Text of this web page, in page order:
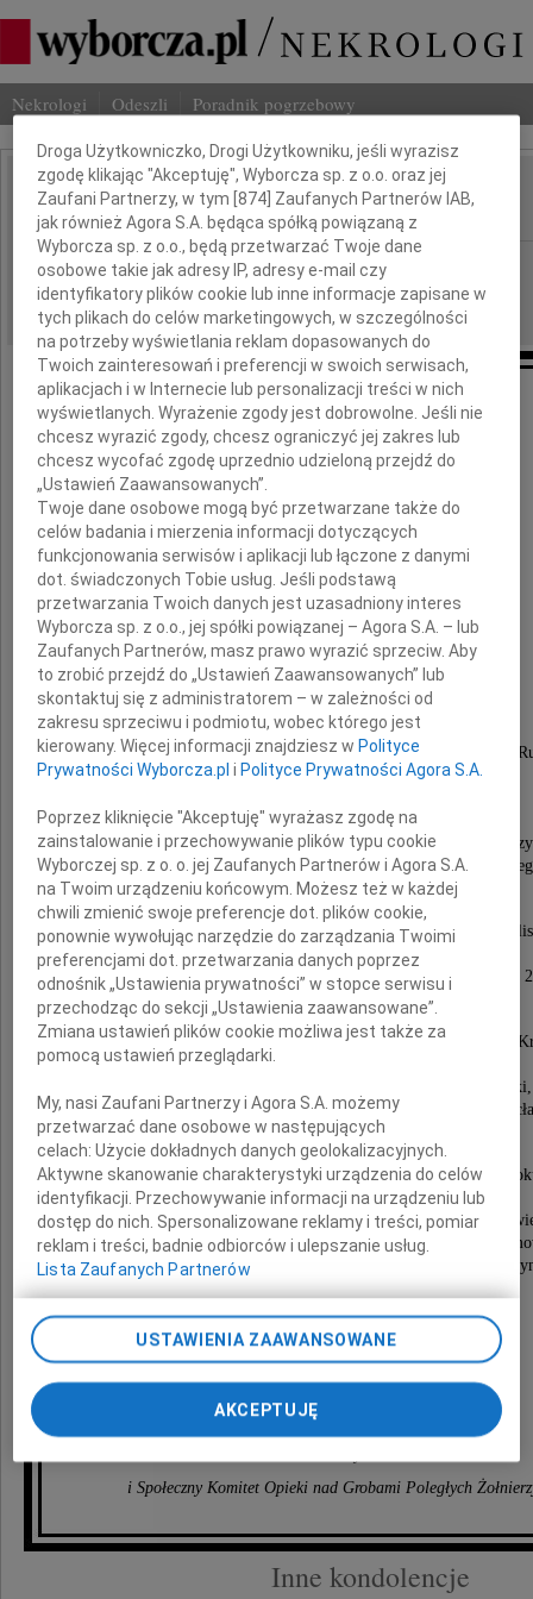
Nekrologi Odeszli Poradnik pogrzebowy
IMIĘ I NAZWISKO: Jacek Karpiński
REGION: Warszawa
DATA EMISJI: 25.02.2010
Z wielkim żalem zawiadamiamy,
że dnia 21 lutego 2010 roku we Wrocławiu
zmarł w wieku 82 lat nasz Kolega
ppor. WP
Jacek Karpiński
pseudonim "Jacek"
żołnierz Plutonu "Alek", potem "Sad", Kompanii
Batalionu "Zośka" od chwili jego powstania,
w Oddziale Specjalnym "Jerzy" AK
magazynier i instruktor broni, uczestnik akcji w
ciężko ranny na początku Powstania
inwalida wojenny.
Mgr inż. elektroniki, wybitny i zasłużony
od maszyn cyfrowych oraz informatyki,
zwłaszcza konstrukcji mikrokomputerów, m.in. K
wynalazca, autor 8 patentów.
Uhonorowany Krzyżem Walecznych, Krzyżem Armii
Warszawskim Krzyżem Powstańczym,
Krzyżem Oficerskim Orderu Odrodzenia Polski,
Odznaką "Zasłużony dla Miasta Warszawy" i
oraz innymi odznaczeniami.
Uroczystość pogrzebowa dnia 26 lutego 2010
rozpocznie się o godzinie 12.00 mszą świętą
w Katedrze Polowej WP, skąd trumna zostanie
na godzinę 13.15 na Cmentarz Ewangelicko-
przy ulicy Żytniej 42 i złożona w grobie
Łączymy się w bólu z
Rodziną Zmarłego
i Społeczny Komitet Opieki nad Grobami Poległych
Inne kondolencje
Dbamy o Twoją prywatność
Droga Użytkowniczko, Drogi Użytkowniku, jeśli wyrazisz
zgodę klikając "Akceptuję", Wyborcza sp. z o.o. oraz jej
Zaufani Partnerzy, w tym [874] Zaufanych Partnerów IAB,
jak również Agora S.A. będąca spółką powiązaną z
Wyborcza sp. z o.o., będą przetwarzać Twoje dane
osobowe takie jak adresy IP, adresy e-mail czy
identyfikatory plików cookie lub inne informacje zapisane w
tych plikach do celów marketingowych, w szczególności
na potrzeby wyświetlania reklam dopasowanych do
Twoich zainteresowań i preferencji w swoich serwisach,
aplikacjach i w Internecie lub personalizacji treści w nich
wyświetlanych. Wyrażenie zgody jest dobrowolne. Jeśli nie
chcesz wyrazić zgody, chcesz ograniczyć jej zakres lub
chcesz wycofać zgodę uprzednio udzieloną przejdź do
„Ustawień Zaawansowanych”.
Twoje dane osobowe mogą być przetwarzane także do
celów badania i mierzenia informacji dotyczących
funkcjonowania serwisów i aplikacji lub łączone z danymi
dot. świadczonych Tobie usług. Jeśli podstawą
przetwarzania Twoich danych jest uzasadniony interes
Wyborcza sp. z o.o., jej spółki powiązanej – Agora S.A. – lub
Zaufanych Partnerów, masz prawo wyrazić sprzeciw. Aby
to zrobić przejdź do „Ustawień Zaawansowanych” lub
skontaktuj się z administratorem – w zależności od
zakresu sprzeciwu i podmiotu, wobec którego jest
kierowany. Więcej informacji znajdziesz wPolityce
Prywatności Wyborcza.pl iPolityce Prywatności Agora S.A.
Poprzez kliknięcie "Akceptuję" wyrażasz zgodę na
zainstalowanie i przechowywanie plików typu cookie
Wyborczej sp. z o. o. jej Zaufanych Partnerów i Agora S.A.
na Twoim urządzeniu końcowym. Możesz też w każdej
chwili zmienić swoje preferencje dot. plików cookie,
ponownie wywołując narzędzie do zarządzania Twoimi
preferencjami dot. przetwarzania danych poprzez
odnośnik „Ustawienia prywatności” w stopce serwisu i
przechodząc do sekcji „Ustawienia zaawansowane”.
Zmiana ustawień plików cookie możliwa jest także za
pomocą ustawień przeglądarki.
My, nasi Zaufani Partnerzy i Agora S.A. możemy
przetwarzać dane osobowe w następujących
celach:Użycie dokładnych danych geolokalizacyjnych.
Aktywne skanowanie charakterystyki urządzenia do celów
identyfikacji. Przechowywanie informacji na urządzeniu lub
dostęp do nich. Spersonalizowane reklamy i treści, pomiar
reklam i treści, badnie odbiorców i ulepszanie usług.
Lista Zaufanych Partnerów
USTAWIENIA ZAAWANSOWANE
AKCEPTUJĘ